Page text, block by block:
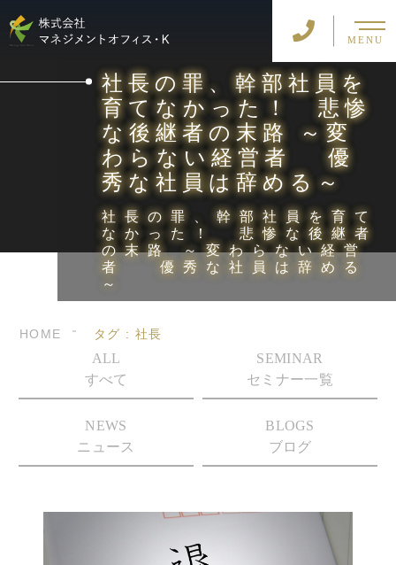
MENU
社長の罪、幹部社員を
育てなかった！ 悲惨
な後継者の末路 ～変
わらない経営者 優
秀な社員は辞める～
社長の罪、幹部社員を育て
なかった！ 悲惨な後継者
の末路 ～変わらない経営
者 優秀な社員は辞める
～
HOME タグ : 社長
ALL
すべて
SEMINAR
セミナー一覧
NEWS
ニュース
BLOGS
ブログ